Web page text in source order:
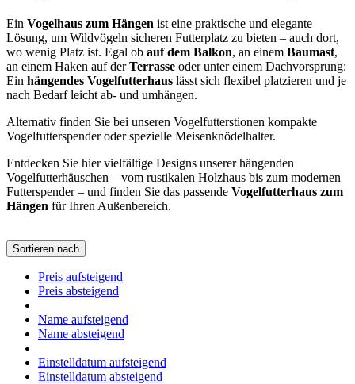
Ein Vogelhaus zum Hängen ist eine praktische und elegante
Lösung, um Wildvögeln sicheren Futterplatz zu bieten – auch dort,
wo wenig Platz ist. Egal ob auf dem Balkon, an einem Baumast,
an einem Haken auf derTerrasse oder unter einem Dachvorsprung:
Ein hängendes Vogelfutterhaus lässt sich flexibel platzieren und je
nach Bedarf leicht ab- und umhängen.
Alternativ finden Sie bei unseren Vogelfutterstionen kompakte
Vogelfutterspender oder spezielle Meisenknödelhalter.
Entdecken Sie hier vielfältige Designs unserer hängenden
Vogelfutterhäuschen – vom rustikalen Holzhaus bis zum modernen
Futterspender – und finden Sie das passende Vogelfutterhaus zum
Hängen für Ihren Außenbereich.
Sortieren nach
Preis aufsteigend
Preis absteigend
Name aufsteigend
Name absteigend
Einstelldatum aufsteigend
Einstelldatum absteigend